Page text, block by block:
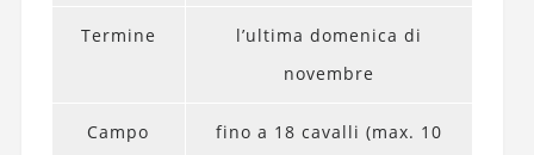
Termine
l’ultima domenica di
novembre
Campo
fino a 18 cavalli (max. 10